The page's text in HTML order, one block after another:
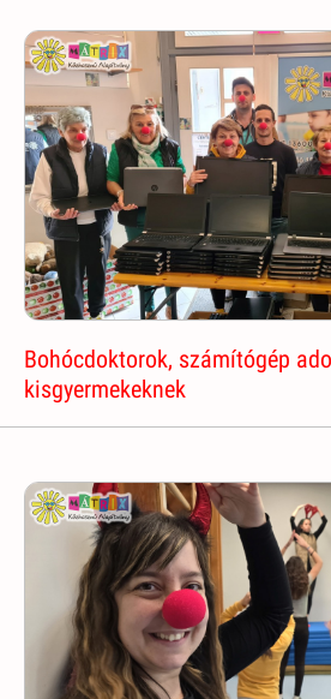
Bohócdoktorok, számítógép
kisgyermekeknek